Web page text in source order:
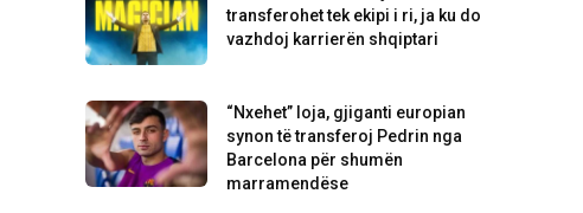
transferohet tek ekipi i ri, ja ku do
vazhdoj karrierën shqiptari
“Nxehet” loja, gjiganti europian
synon të transferoj Pedrin nga
Barcelona për shumën
marramendëse